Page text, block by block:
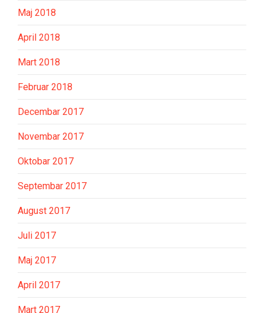
Maj 2018
April 2018
Mart 2018
Februar 2018
Decembar 2017
Novembar 2017
Oktobar 2017
Septembar 2017
August 2017
Juli 2017
Maj 2017
April 2017
Mart 2017